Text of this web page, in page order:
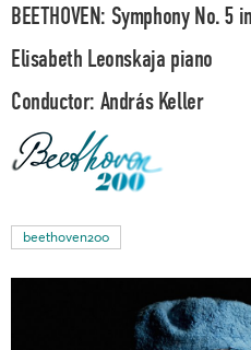
BEETHOVEN: Symphony No. 5
Elisabeth Leonskaja piano
Conductor: András Keller
beethoven200